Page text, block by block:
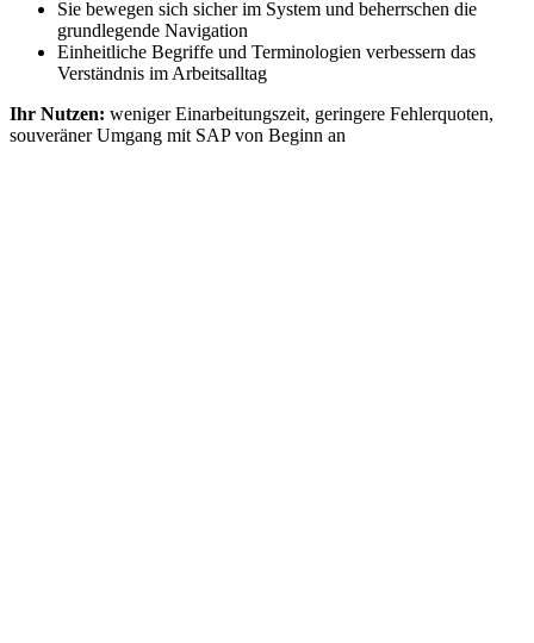
Sie bewegen sich sicher im System und beherrschen die
grundlegende Navigation
Einheitliche Begriffe und Terminologien verbessern das
Verständnis im Arbeitsalltag
Ihr Nutzen: weniger Einarbeitungszeit, geringere Fehlerquoten,
souveräner Umgang mit SAP von Beginn an